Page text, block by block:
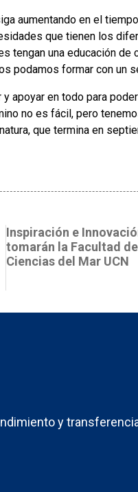
aumentando en el
que tienen los
tengan una educación de
podamos formar con un
apoyar en todo para
no es fácil, pero
que termina en
Inspiración e
tomarán la Facultad de
Ciencias del Mar UCN
y